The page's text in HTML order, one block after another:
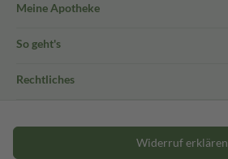
Meine Apotheke
So geht's
Rechtliches
Widerruf erklären